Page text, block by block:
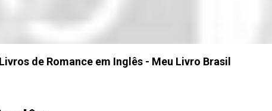
de Romance em Inglês - Meu Livro Brasil